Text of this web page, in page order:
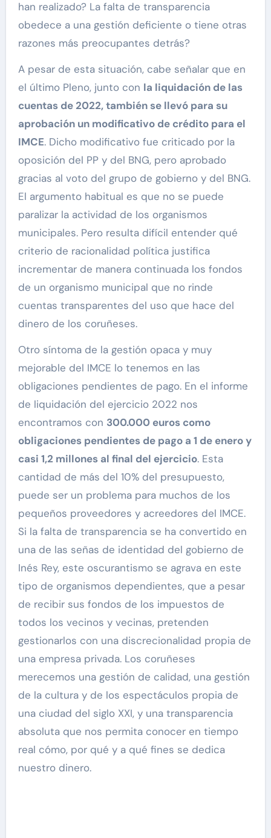
han realizado? La falta de transparencia
obedece a una gestión deficiente o tiene otras
razones más preocupantes detrás?
A pesar de esta situación, cabe señalar que en
el último Pleno, junto con la liquidación de las
cuentas de 2022, también se llevó para su
aprobación un modificativo de crédito para el
IMCE. Dicho modificativo fue criticado por la
oposición del PP y del BNG, pero aprobado
gracias al voto del grupo de gobierno y del BNG.
El argumento habitual es que no se puede
paralizar la actividad de los organismos
municipales. Pero resulta difícil entender qué
criterio de racionalidad política justifica
incrementar de manera continuada los fondos
de un organismo municipal que no rinde
cuentas transparentes del uso que hace del
dinero de los coruñeses.
Otro síntoma de la gestión opaca y muy
mejorable del IMCE lo tenemos en las
obligaciones pendientes de pago. En el informe
de liquidación del ejercicio 2022 nos
encontramos con 300.000 euros como
obligaciones pendientes de pago a 1 de enero y
casi 1,2 millones al final del ejercicio. Esta
cantidad de más del 10% del presupuesto,
puede ser un problema para muchos de los
pequeños proveedores y acreedores del IMCE.
Si la falta de transparencia se ha convertido en
una de las señas de identidad del gobierno de
Inés Rey, este oscurantismo se agrava en este
tipo de organismos dependientes, que a pesar
de recibir sus fondos de los impuestos de
todos los vecinos y vecinas, pretenden
gestionarlos con una discrecionalidad propia de
una empresa privada. Los coruñeses
merecemos una gestión de calidad, una gestión
de la cultura y de los espectáculos propia de
una ciudad del siglo XXI, y una transparencia
absoluta que nos permita conocer en tiempo
real cómo, por qué y a qué fines se dedica
nuestro dinero.